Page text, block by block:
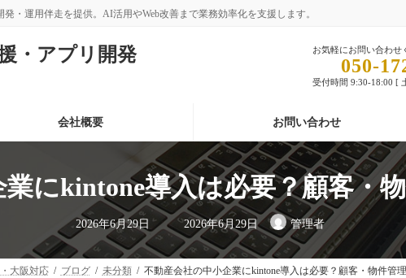
・運用伴走を提供。AI活用やWeb改善まで業務効率化を支援します。
・アプリ開発 お気軽にお問い合わせ
050-
受付時間 9:30-18:00 [
会社概要 お問い合わせ
にkintone導入は必要？顧客・
2026年6月29日
最
終
更
新
日
時
2026年6月29日 管理者
大阪対応 ブログ 未分類 不動産会社の中小企業にkintone導入は必要？顧客・物件管